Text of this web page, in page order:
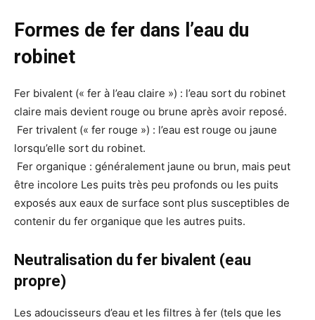
Formes de fer dans l’eau du
robinet
Fer bivalent (« fer à l’eau claire ») : l’eau sort du robinet
claire mais devient rouge ou brune après avoir reposé.
Fer trivalent (« fer rouge ») : l’eau est rouge ou jaune
lorsqu’elle sort du robinet.
Fer organique : généralement jaune ou brun, mais peut
être incolore Les puits très peu profonds ou les puits
exposés aux eaux de surface sont plus susceptibles de
contenir du fer organique que les autres puits.
Neutralisation du fer bivalent (eau
propre)
Les adoucisseurs d’eau et les filtres à fer (tels que les